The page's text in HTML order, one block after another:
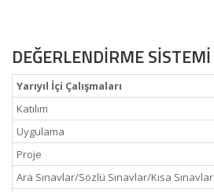
DEĞERLENDİRME SİSTEMİ
Yarıyıl İçi Çalışmaları
Katılım
Uygulama
Proje
Ara Sınavlar/Sözlü Sınavlar/Kısa Sınavlar